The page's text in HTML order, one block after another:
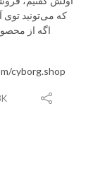
که می‌تونید توی
اگه از
cyborg.shop